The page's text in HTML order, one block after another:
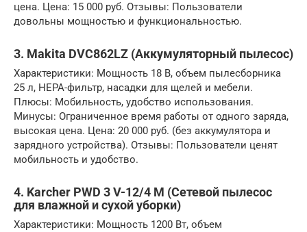
цена. Цена: 15 000 руб. Отзывы: Пользователи
довольны мощностью и функциональностью.
3. Makita DVC862LZ (Аккумуляторный пылесос)
Характеристики: Мощность 18 В, объем пылесборника
25 л, HEPA-фильтр, насадки для щелей и мебели.
Плюсы: Мобильность, удобство использования.
Минусы: Ограниченное время работы от одного заряда,
высокая цена. Цена: 20 000 руб. (без аккумулятора и
зарядного устройства). Отзывы: Пользователи ценят
мобильность и удобство.
4. Karcher PWD 3 V-12/4 M (Сетевой пылесос
для влажной и сухой уборки)
Характеристики: Мощность 1200 Вт, объем